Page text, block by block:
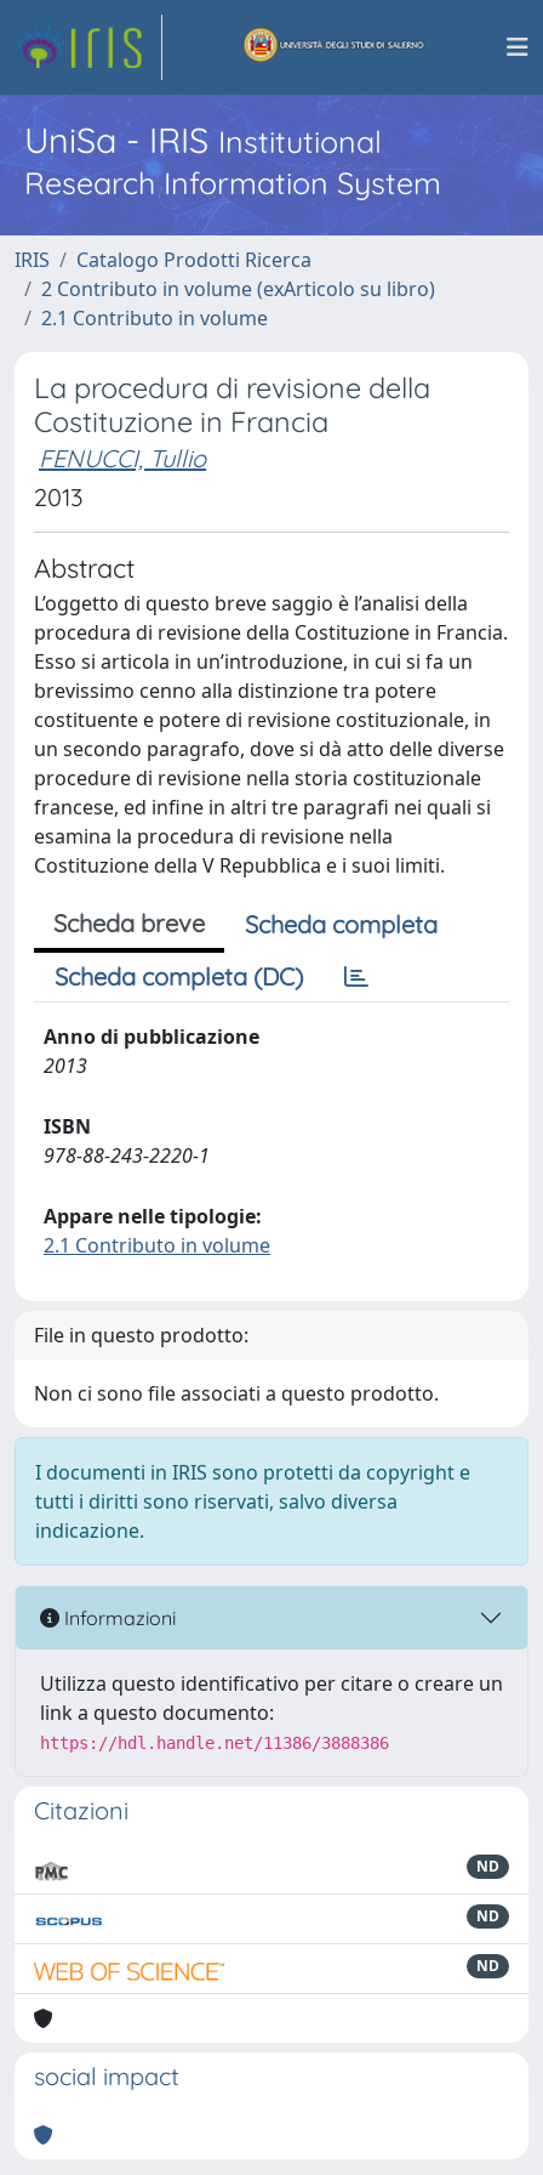
UniSa - IRISInstitutional
Research Information System
IRIS
Catalogo Prodotti Ricerca
2 Contributo in volume (exArticolo su libro)
2.1 Contributo in volume
La procedura di revisione della
Costituzione in Francia
FENUCCI, Tullio
2013
Abstract
L’oggetto di questo breve saggio è l’analisi della
procedura di revisione della Costituzione in Francia.
Esso si articola in un’introduzione, in cui si fa un
brevissimo cenno alla distinzione tra potere
costituente e potere di revisione costituzionale, in
un secondo paragrafo, dove si dà atto delle diverse
procedure di revisione nella storia costituzionale
francese, ed infine in altri tre paragrafi nei quali si
esamina la procedura di revisione nella
Costituzione della V Repubblica e i suoi limiti.
Scheda breve
Scheda completa
Scheda completa (DC)
Anno di pubblicazione
2013
ISBN
978-88-243-2220-1
Appare nelle tipologie:
2.1 Contributo in volume
File in questo prodotto:
Non ci sono file associati a questo prodotto.
I documenti in IRIS sono protetti da copyright e
tutti i diritti sono riservati, salvo diversa
indicazione.
Informazioni
Utilizza questo identificativo per citare o creare un
link a questo documento:
https://hdl.handle.net/11386/3888386
Citazioni
ND
ND
ND
social impact